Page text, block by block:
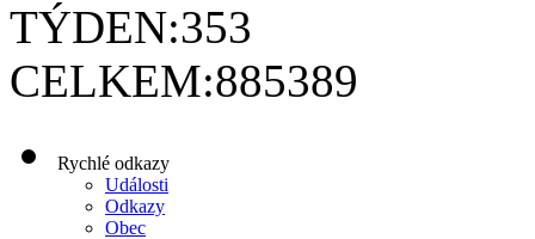
TÝDEN:353
CELKEM:885389
Rychlé odkazy
Události
Odkazy
Obec